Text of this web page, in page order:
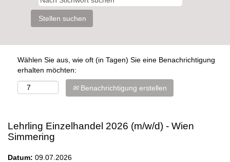
Wählen Sie aus, wie oft (in Tagen) Sie eine Benachrichtigung
erhalten möchten:
Benachrichtigung erstellen
Lehrling Einzelhandel 2026 (m/w/d) - Wien
Simmering
Datum: 09.07.2026